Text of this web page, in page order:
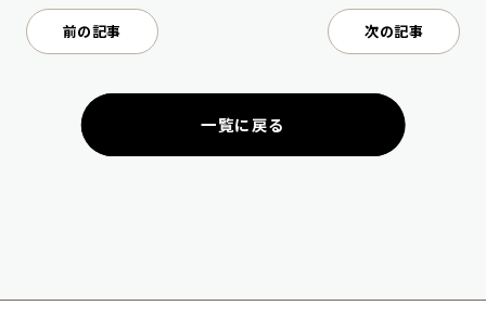
前の記事 次の記事
一覧に戻る